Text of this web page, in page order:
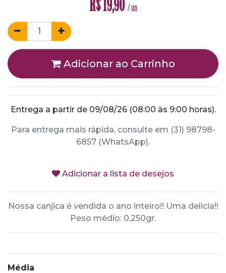
R$19,90 / un
Adicionar ao Carrinho
Entrega a partir de 09/08/26 (08:00 às 9:00 horas).
Para entrega mais rápida, consulte em (31) 98798-
6857 (WhatsApp).
Adicionar a lista de desejos
Nossa canjica é vendida o ano inteiro!! Uma delicia!!
Peso médio: 0,250gr.
Média